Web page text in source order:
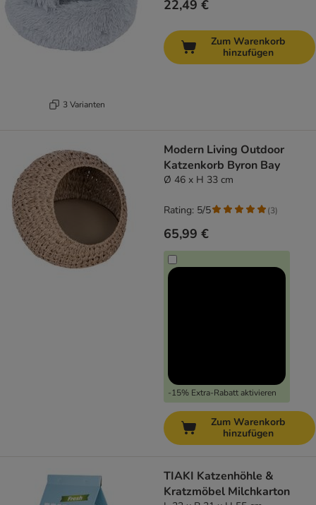
3 Varianten
22,49 €
Zum Warenkorb
hinzufügen
Modern Living Outdoor
Katzenkorb Byron Bay
Ø 46 x H 33 cm
65,99 €
-15% Extra-Rabatt aktivieren
Rating: 5/5 (3)
Zum Warenkorb
hinzufügen
TIAKI Katzenhöhle &
Kratzmöbel Milchkarton